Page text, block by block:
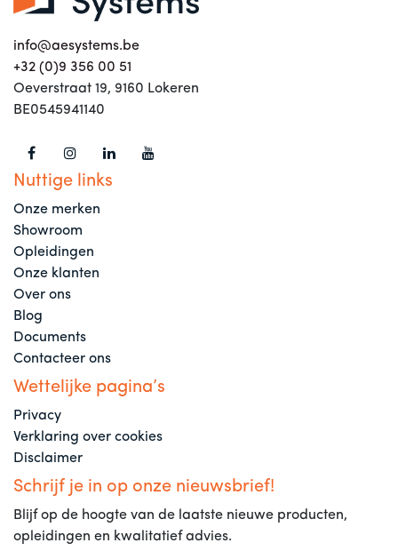
info@aesystems.be
+32 (0)9 356 00 51
Oeverstraat 19, 9160 Lokeren
BE0545941140
Nuttige links
Onze merken
Showroom
Opleidingen
Onze klanten
Over ons
Blog
Documents
Contacteer ons
Wettelijke pagina’s
Privacy
Verklaring over cookies
Disclaimer
Schrijf je in op onze nieuwsbrief!
Blijf op de hoogte van de laatste nieuwe producten,
opleidingen en kwalitatief advies.